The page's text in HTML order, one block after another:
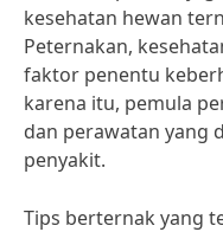
kesehatan hewan
Peternakan,
faktor penentu
karena itu, pemula
dan perawatan yang
penyakit.
Tips berternak yang